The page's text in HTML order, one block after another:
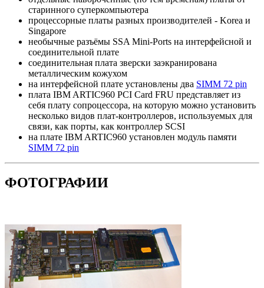
старинного суперкомпьютера
процессорные платы разных производителей - Korea и
Singapore
необычные разъёмы SSA Mini-Ports на интерфейсной и
соединительной плате
соединительная плата зверски заэкранирована
металлическим кожухом
на интерфейсной плате установлены два SIMM 72 pin
плата IBM ARTIC960 PCI Card FRU представляет из
себя плату сопроцессора, на которую можно установить
несколько видов плат-контроллеров, используемых для
связи, как порты, как контроллер SCSI
на плате IBM ARTIC960 установлен модуль памяти
SIMM 72 pin
ФОТОГРАФИИ